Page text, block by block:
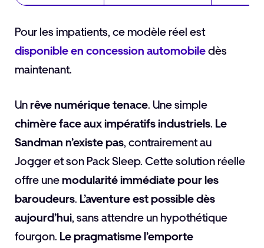
Pour les impatients, ce modèle réel est
disponible en concession automobiledès
maintenant.
Unrêve numérique tenace. Une simple
chimère face aux impératifs industriels. Le
Sandman n’existe pas, contrairement au
Jogger et son Pack Sleep. Cette solution réelle
offre unemodularité immédiate pour les
baroudeurs. L’aventure est possible dès
aujourd’hui, sans attendre un hypothétique
fourgon. Le pragmatisme l’emporte